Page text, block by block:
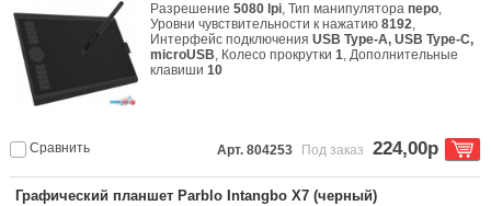
Разрешение5080 lpi, Тип манипулятораперо,
Уровни чувствительности к нажатию8192,
Интерфейс подключенияUSB Type-A, USB Type-C,
microUSB, Колесо прокрутки1, Дополнительные
клавиши10
Сравнить Арт. 804253 Под заказ 224,00р
Графический планшет Parblo Intangbo X7 (черный)